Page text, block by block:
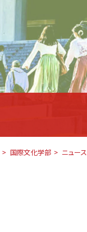
国際文化学部 ニュース